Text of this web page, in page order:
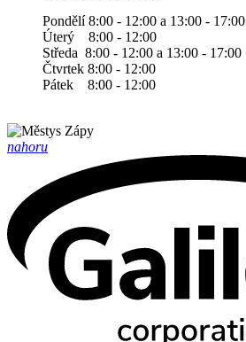
Pondělí 8:00 - 12:00 a 13:00 - 17:00
Úterý 8:00 - 12:00
Středa 8:00 - 12:00 a 13:00 - 17:00
Čtvrtek 8:00 - 12:00
Pátek 8:00 - 12:00
nahoru